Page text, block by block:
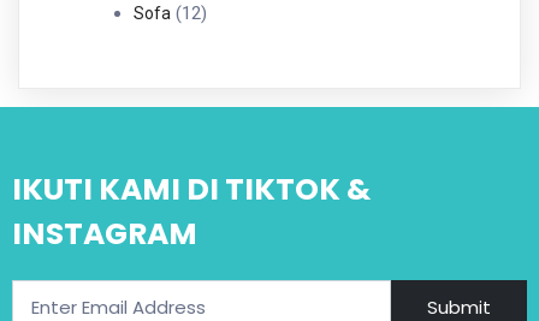
Produk
Sofa 1212
IKUTI KAMI DI TIKTOK &
INSTAGRAM
Submit